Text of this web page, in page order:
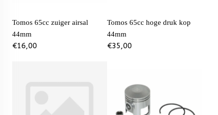
Tomos 65cc zuiger airsal
44mm
€16,00
Tomos 65cc hoge druk kop
44mm
€35,00